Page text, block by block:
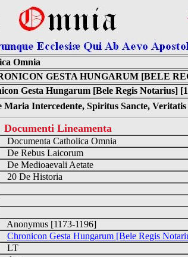
Omnia
GESTA HUNGARUM [BELE
Gesta Hungarum [Bele Regis Notarius]
Intercedente, Spiritus Sancte,
Documenti Lineamenta
Documenta Catholica Omnia
De Rebus Laicorum
De Medioaevali Aetate
20 De Historia
Anonymus [1173-1196]
Chronicon Gesta Hungarum [Bele Regis
LT